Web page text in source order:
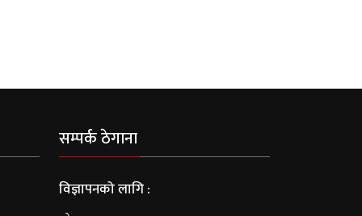
सम्पर्क ठेगाना
विज्ञापनको लागि :